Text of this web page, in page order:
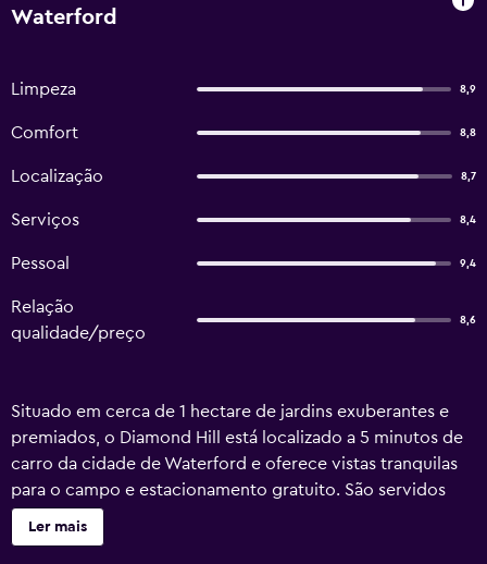
Waterford
Limpeza 8,9
Comfort 8,8
Localização 8,7
Serviços 8,4
Pessoal 9,4
Relação
qualidade/preço
8,6
Situado em cerca de 1 hectare de jardins exuberantes e
premiados, o Diamond Hill está localizado a 5 minutos de
carro da cidade de Waterford e oferece vistas tranquilas
para o campo e estacionamento gratuito. São servidos
pequenos-almoços irlandeses completos e saudáveis, e o
acesso Wi-Fi é gratuito. Luminosos e arejados, todos os
Ler mais